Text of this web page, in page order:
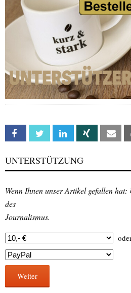
Facebook Twitter Linkedin Xing
UNTERSTÜTZUNG
Wenn Ihnen unser Artikel gefallen hat:
des
Journalismus.
Weiter